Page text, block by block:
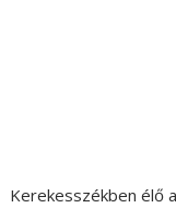
Kerekesszékben élő